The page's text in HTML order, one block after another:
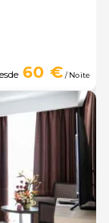
60 €/ Noite